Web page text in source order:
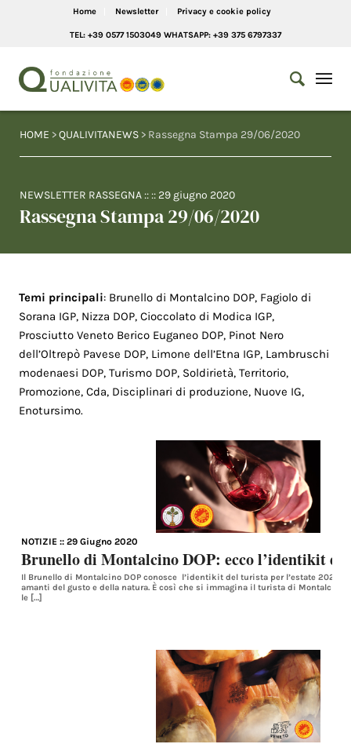
Home Newsletter Privacy e cookie policy
TEL: +39 0577 1503049 WHATSAPP: +39 375 6797337
HOME >QUALIVITANEWS > Rassegna Stampa 29/06/2020
NEWSLETTER RASSEGNA :: :: 29 giugno 2020
Rassegna Stampa 29/06/2020
Temi principali: Brunello di Montalcino DOP, Fagiolo di
Sorana IGP, Nizza DOP, Cioccolato di Modica IGP,
Prosciutto Veneto Berico Euganeo DOP, Pinot Nero
dell’Oltrepò Pavese DOP, Limone dell’Etna IGP, Lambruschi
modenaesi DOP, Turismo DOP, Soldirietà, Territorio,
Promozione, Cda, Disciplinari di produzione, Nuove IG,
Enotursimo.
NOTIZIE :: 29 Giugno 2020
Brunello di Montalcino DOP: ecco l’identikit
Il Brunello di Montalcino DOP conosce l’identikit del turista per l’estate 2020:
amanti del gusto e della natura. È così che si immagina il turista di Montalcino
le […]